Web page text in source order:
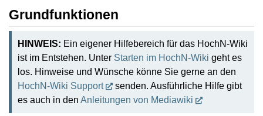
Grundfunktionen
HINWEIS: Ein eigener Hilfebereich für das HochN-Wiki
ist im Entstehen. Unter Starten im HochN-Wiki geht es
los. Hinweise und Wünsche könne Sie gerne an den
HochN-Wiki Support
senden. Ausführliche Hilfe gibt
es auch in den Anleitungen von Mediawiki